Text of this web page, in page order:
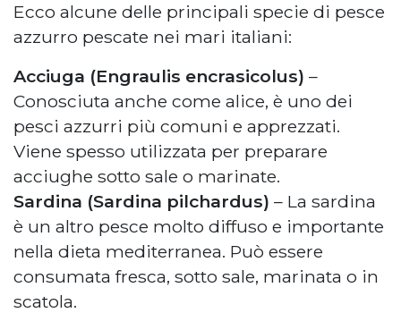
Ecco alcune delle principali specie di pesce
azzurro pescate nei mari italiani:
Acciuga (Engraulis encrasicolus) –
Conosciuta anche come alice, è uno dei
pesci azzurri più comuni e apprezzati.
Viene spesso utilizzata per preparare
acciughe sotto sale o marinate.
Sardina (Sardina pilchardus) – La sardina
è un altro pesce molto diffuso e importante
nella dieta mediterranea. Può essere
consumata fresca, sotto sale, marinata o in
scatola.